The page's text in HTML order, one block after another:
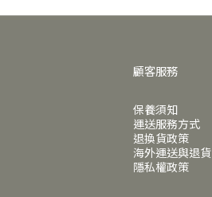
顧客服務
保養須知
運送服務方式
退換貨政策
海外運送與退貨
隱私權政策